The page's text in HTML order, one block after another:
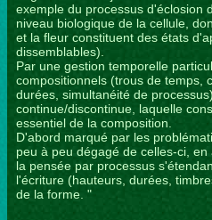
exemple du processus d'éclosion
niveau biologique de la cellule,
et la fleur constituent des états
dissemblables).
Par une gestion temporelle
compositionnels (trous de temps,
durées, simultanéité de
continue/discontinue, laquelle
essentiel de la composition.
D'abord marqué par les
peu à peu dégagé de celles-ci,
la pensée par processus
l'écriture (hauteurs, durées,
de la forme. "